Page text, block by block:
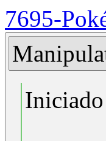
7695-